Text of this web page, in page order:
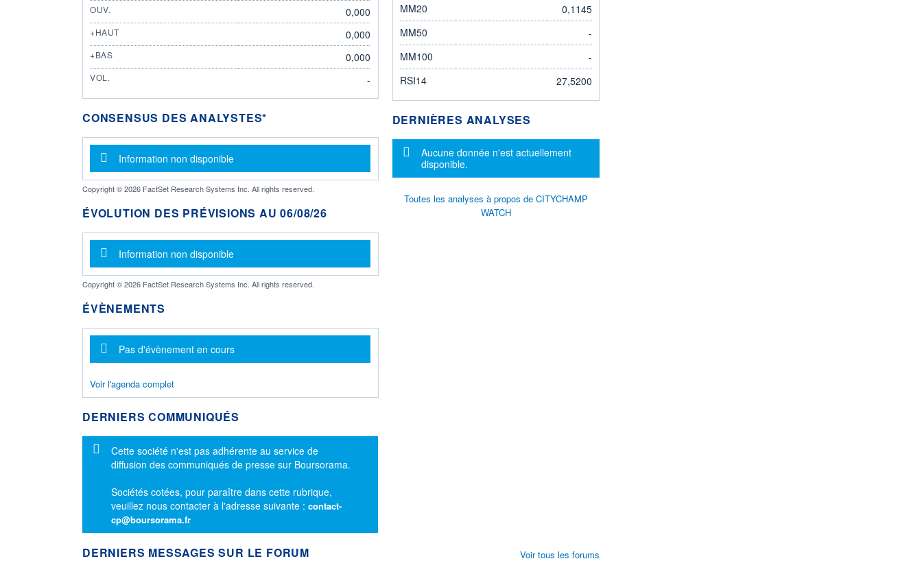
OUV. 0,000
+HAUT 0,000
+BAS 0,000
VOL. -
CONSENSUS DES ANALYSTES*
Message d'information
Information non disponible
Copyright © 2026 FactSet Research Systems Inc. All rights reserved.
ÉVOLUTION DES PRÉVISIONS AU 06/08/26
Message d'information
Information non disponible
Copyright © 2026 FactSet Research Systems Inc. All rights reserved.
ÉVÈNEMENTS
Message d'information
Pas d'évènement en cours
Voir l'agenda complet
DERNIERS COMMUNIQUÉS
Message d'information
Cette société n'est pas adhérente au service de
diffusion des communiqués de presse sur Boursorama.
Sociétés cotées, pour paraître dans cette rubrique,
veuillez nous contacter à l'adresse suivante : contact-
cp@boursorama.fr
MM20
0,1145
MM50
-
MM100
-
RSI14
27,5200
DERNIÈRES ANALYSES
Message d'information
Aucune donnée n'est actuellement
disponible.
Toutes les analyses à propos de CITYCHAMP
WATCH
DERNIERS MESSAGES SUR LE FORUM Voir tous les forums